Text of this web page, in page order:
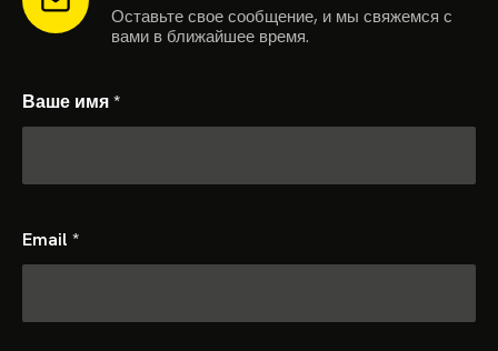
Оставьте свое сообщение, и мы свяжемся с
вами в ближайшее время.
Ваше имя*
Email *